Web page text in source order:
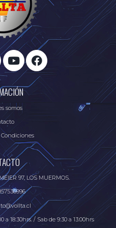
somos
97, LOS MUERMOS.
a 18:30hrs. / Sab de 9:30 a 13:00hrs